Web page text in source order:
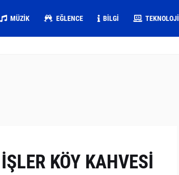
MÜZIK EĞLENCE BILGI TEKNOLOJI
KÖY KAHVESİ